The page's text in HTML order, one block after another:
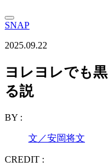
SNAP
2025.09.22
ヨレヨレでも
る説
BY :
文／安岡将文
CREDIT :